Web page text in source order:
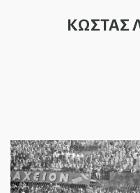
ΚΩΣΤΑΣ